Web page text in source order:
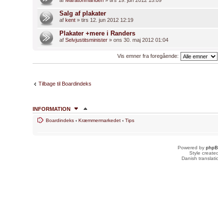
Salg af plakater
af kent » tirs 12. jun 2012 12:19
Plakater +mere i Randers
af Selvjustitsminister » ons 30. maj 2012 01:04
Vis emner fra foregående:
Tilbage til Boardindeks
INFORMATION
Boardindeks ‹ Kræmmermarkedet ‹ Tips
Powered by
Style
Danish